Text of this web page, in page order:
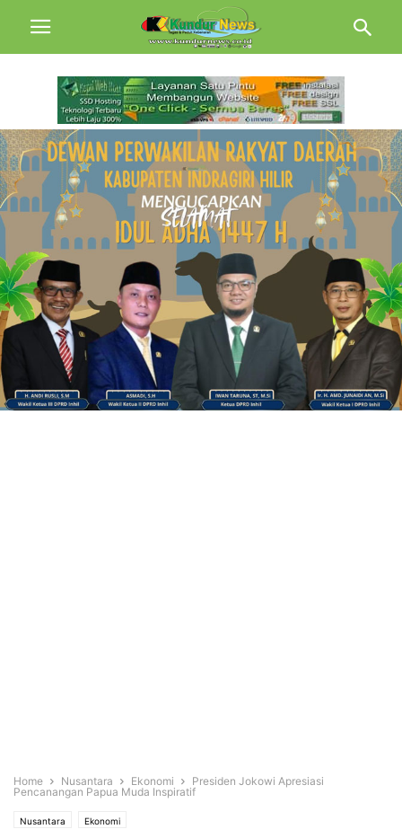
Home Nusantara Ekonomi
Presiden Jokowi Apresiasi
Pencanangan Papua Muda Inspiratif
Nusantara Ekonomi